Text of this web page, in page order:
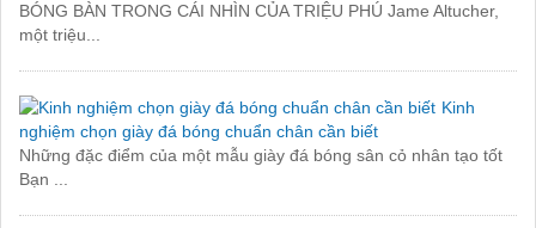
BÓNG BÀN TRONG CÁI NHÌN CỦA TRIỆU PHÚ Jame Altucher,
một triệu...
Kinh
nghiệm chọn giày đá bóng chuẩn chân cần biết
Những đặc điểm của một mẫu giày đá bóng sân cỏ nhân tạo tốt
Bạn ...